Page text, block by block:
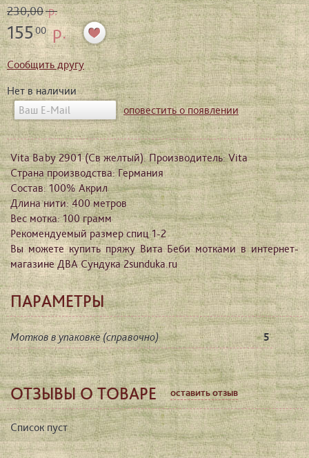
230,00р.
15500р.
Сообщить другу
Нет в наличии
оповестить о появлении
Vita Baby 2901 (Св желтый). Производитель: Vita
Страна производства: Германия
Состав: 100% Акрил
Длина нити: 400 метров
Вес мотка: 100 грамм
Рекомендуемый размер спиц 1-2
Вы можете купить пряжу Вита Беби мотками в интернет-
магазине ДВА Сундука 2sunduka.ru
ПАРАМЕТРЫ
Мотков в упаковке (справочно) 5
ОТЗЫВЫ О ТОВАРЕ оставить отзыв
Список пуст